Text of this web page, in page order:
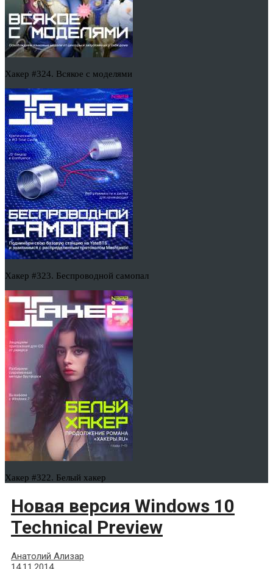
Хакер #324. Всякое с моделями
Хакер #323. Беспроводной самопал
Хакер #322. Белый хакер
Новая версия Windows 10
Technical Preview
Анатолий Ализар